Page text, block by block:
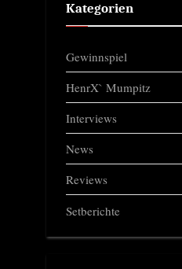
Kategorien
Gewinnspiel
HenrX` Mumpitz
Interviews
News
Reviews
Setberichte